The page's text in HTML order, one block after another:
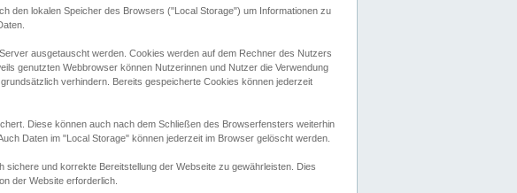
den lokalen Speicher des Browsers ("Local Storage") um Informationen zu
ausgetauscht werden. Cookies werden auf dem Rechner des Nutzers
genutzten Webbrowser können Nutzerinnen und Nutzer die Verwendung
verhindern. Bereits gespeicherte Cookies können jederzeit
Diese können auch nach dem Schließen des Browserfensters weiterhin
Daten im "Local Storage" können jederzeit im Browser gelöscht werden.
und korrekte Bereitstellung der Webseite zu gewährleisten. Dies
der Website erforderlich.